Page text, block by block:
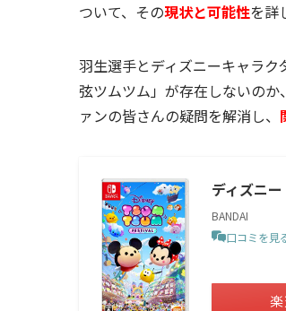
ついて、その現状と可能性を詳
羽生選手とディズニーキャラ
弦ツムツム」が存在しないの
ァンの皆さんの疑問を解消し、
ディズニ
BANDAI
口コミを見